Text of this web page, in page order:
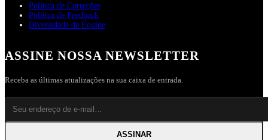
Política de Correções
Política de Feedback
Diversidade da Equipe
ASSINE NOSSA NEWSLETTER
Receba as últimas atualizações na sua caixa de entrada.
ASSINAR